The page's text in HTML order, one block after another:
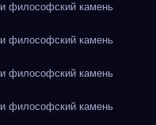
философский камень
философский камень
философский камень
философский камень